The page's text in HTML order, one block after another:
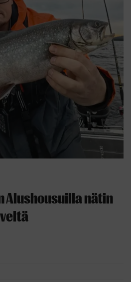
Alushousuilla nätin